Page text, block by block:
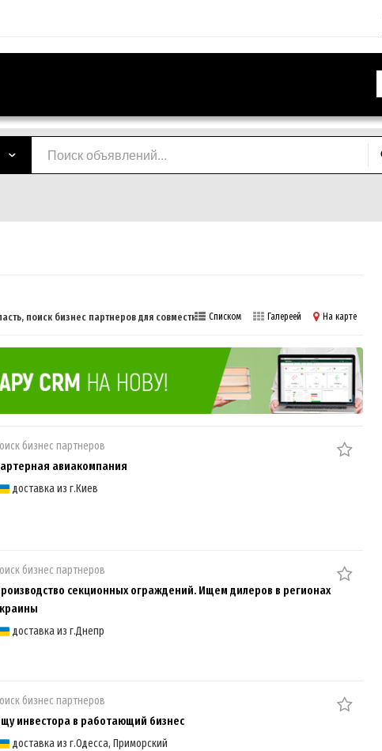
поиск бизнес партнеров для совместного бизнеса
Списком Галереей На карте
бизнес партнеров
авиакомпания
доставка из г.Киев
бизнес партнеров
секционных ограждений. Ищем дилеров в регионах
доставка из г.Днепр
бизнес партнеров
инвестора в работающий бизнес
доставка из г.Одесса, Приморский